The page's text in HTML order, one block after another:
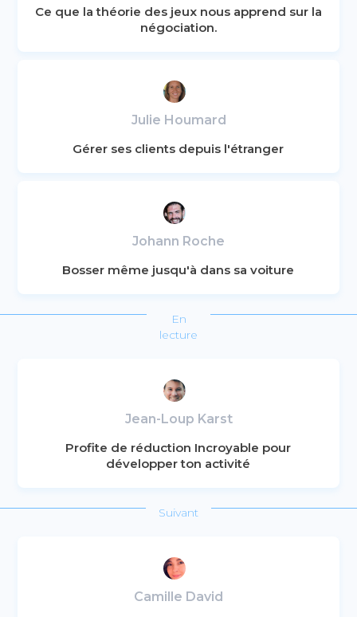
Ce que la théorie des jeux nous apprend sur la
négociation.
Julie Houmard
Gérer ses clients depuis l'étranger
Johann Roche
Bosser même jusqu'à dans sa voiture
En
lecture
Jean-Loup Karst
Profite de réduction Incroyable pour
développer ton activité
Suivant
Camille David